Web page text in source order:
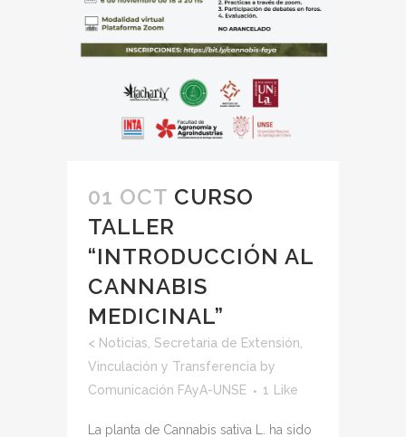
01 OCT CURSO
TALLER
“INTRODUCCIÓN AL
CANNABIS
MEDICINAL”
< Noticias Secretaria de Extensión,
Vinculación y Transferencia by
Comunicación FAyA-UNSE
1 Like
La planta de Cannabis sativa L. ha sido